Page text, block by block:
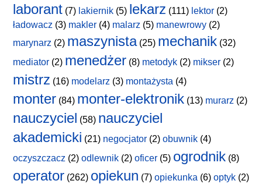
laborant (7) lakiernik (5) lekarz (111) lektor (2)
ładowacz (3) makler (4) malarz (5) manewrowy (2)
marynarz (2) maszynista(25) mechanik (32)
mediator (2) menedżer (8) metodyk (2) mikser (2)
mistrz (16) modelarz (3) montażysta (4)
monter (84) monter-elektronik (13) murarz (2)
nauczyciel (58) nauczyciel
akademicki (21) negocjator (2) obuwnik (4)
oczyszczacz (2) odlewnik (2) oficer (5) ogrodnik (8)
operator (262) opiekun (7) opiekunka (6) optyk (2)